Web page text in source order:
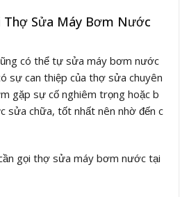
Thợ Sửa Máy Bơm Nước
có thể tự sửa máy bơm nước
sự can thiệp của thợ sửa chuyên
gặp sự cố nghiêm trọng hoặc b
sửa chữa, tốt nhất nên nhờ đến c
gọi thợ sửa máy bơm nước tại